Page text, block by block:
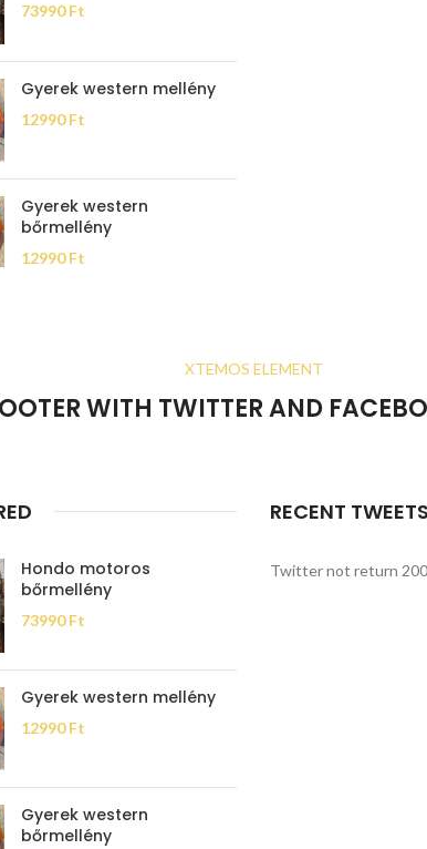
73990Ft
Gyerek western mellény
12990Ft
Gyerek western
bőrmellény
12990Ft
XTEMOS ELEMENT
WITH TWITTER AND
Hondo motoros
bőrmellény
73990Ft
Gyerek western mellény
12990Ft
Gyerek western
bőrmellény
RECENT TWEETS
Twitter not return 200